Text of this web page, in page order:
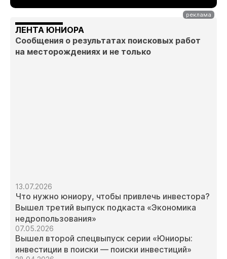
ЛЕНТА ЮНИОРА
Сообщения о результатах поисковых работ
на месторождениях и не только
13.07.2026
Что нужно юниору, чтобы привлечь инвестора?
Вышел третий выпуск подкаста «Экономика
недропользования»
07.05.2026
Вышел второй спецвыпуск серии «Юниоры:
инвестиции в поиски — поиски инвестиций»